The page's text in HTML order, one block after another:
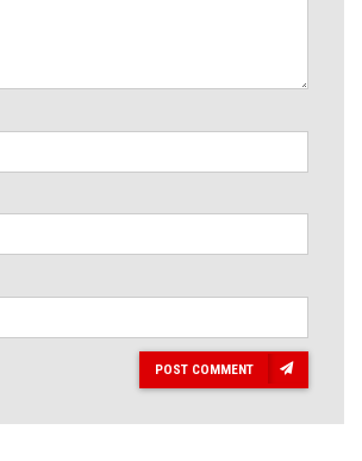
POST COMMENT